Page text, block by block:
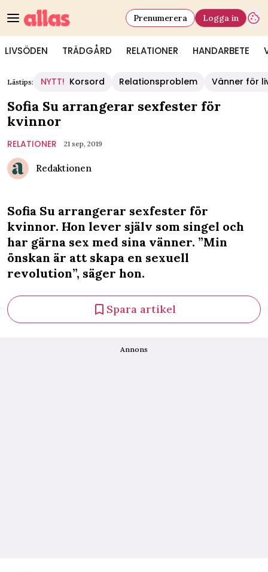
LIVSÖDEN TRÄDGÅRD RELATIONER HANDARBETE
Prenumerera Logga in
Lästips: NYTT! Korsord Relationsproblem Vänner för
Sofia Su arrangerar sexfester för
kvinnor
RELATIONER 21 sep, 2019
Redaktionen
Sofia Su arrangerar sexfester för
kvinnor. Hon lever själv som singel och
har gärna sex med sina vänner. ”Min
önskan är att skapa en sexuell
revolution”, säger hon.
Spara artikel
Annons